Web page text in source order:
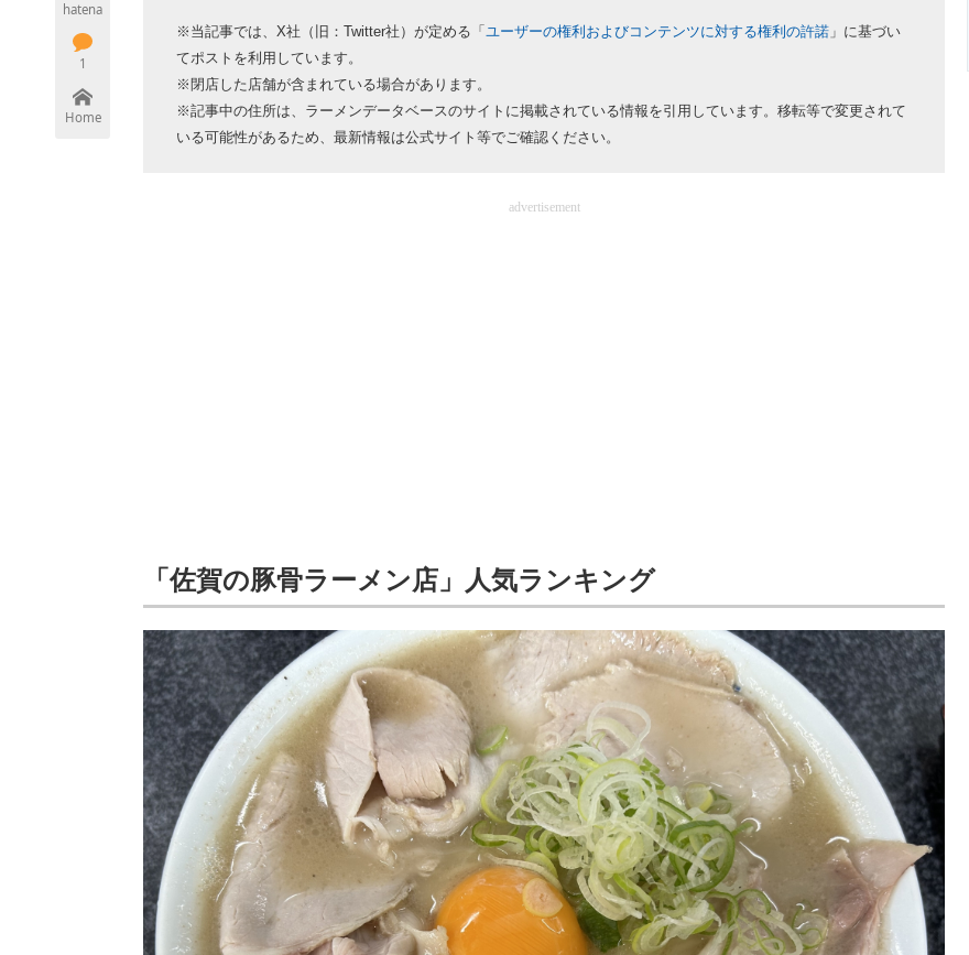
hatena
1
Home
※当記事では、X社（旧：Twitter社）が定める「 ユーザーの権利およびコンテンツに対する権利の許諾 」に基づい
てポストを利用しています。
※閉店した店舗が含まれている場合があります。
※記事中の住所は、ラーメンデータベースのサイトに掲載されている情報を引用しています。移転等で変更されて
いる可能性があるため、最新情報は公式サイト等でご確認ください。
advertisement
「佐賀の豚骨ラーメン店」人気ランキング